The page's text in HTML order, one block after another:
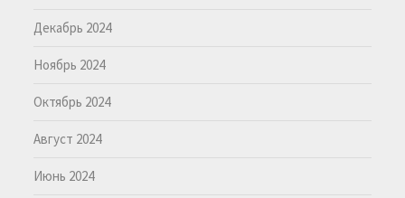
Декабрь 2024
Ноябрь 2024
Октябрь 2024
Август 2024
Июнь 2024